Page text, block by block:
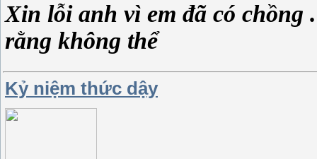
Xin lỗi anh vì em đã có chồng
rằng không thể
Kỷ niệm thức dậy